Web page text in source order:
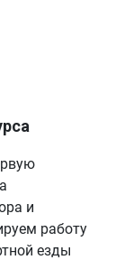
и
работу
езды